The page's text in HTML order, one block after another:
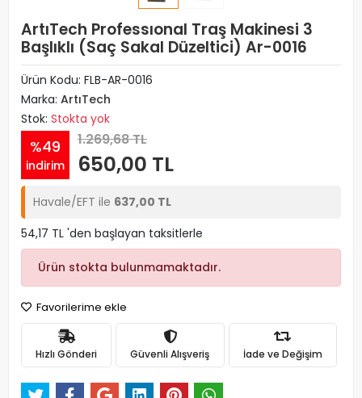
ArtıTech Professıonal Traş Makinesi 3
Başlıklı (Saç Sakal Düzeltici) Ar-0016
Ürün Kodu: FLB-AR-0016
Marka: ArtıTech
Stok: Stokta yok
%49
indirim
1.269,68 TL
650,00 TL
Havale/EFT ile 637,00 TL
54,17 TL 'den başlayan taksitlerle
Ürün stokta bulunmamaktadır.
Favorilerime ekle
Hızlı Gönderi Güvenli Alışveriş İade ve Değişim